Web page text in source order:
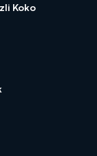
Koko